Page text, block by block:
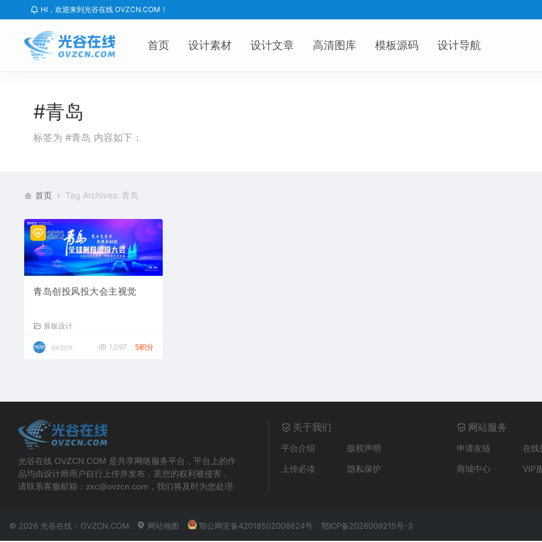
HI，欢迎来到光谷在线 OVZCN.COM！
首页 设计素材 设计文章 高清图库 模板源码 设计导航
#青岛
标签为 #青岛 内容如下：
首页 Tag Archives: 青岛
青岛创投风投大会主视觉
展板设计
ovzcn 1,097 5积分
光谷在线 OVZCN.COM 是共享网络服务平台，平台上的作
品均由设计师用户自行上传并发布，若您的权利被侵害，
请联系客服邮箱：zxc@ovzcn.com，我们将及时为您处理
关于我们
平台介绍
版权声明
上传必读
隐私保护
网站服务
申请友链
在线
商城中心
VIP
© 2026 光谷在线 - OVZCN.COM . 网站地图 鄂公网安备42018502008624号 鄂ICP备2026009215号-3